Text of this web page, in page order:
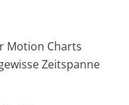
Motion Charts
Zeitspanne